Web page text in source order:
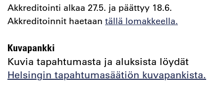
Akkreditointi alkaa 27.5. ja päättyy 18.6.
Akkreditoinnit haetaan tällä lomakkeella.
Kuvapankki
Kuvia tapahtumasta ja aluksista löydät
Helsingin tapahtumasäätiön kuvapankista.